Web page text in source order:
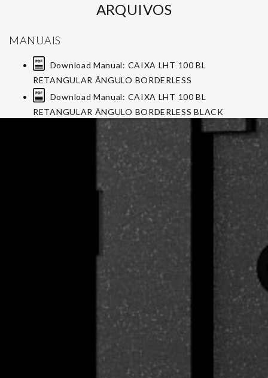
ARQUIVOS
MANUAIS
Download Manual: CAIXA LHT 100 BL
RETANGULAR ÂNGULO BORDERLESS
Download Manual: CAIXA LHT 100 BL
RETANGULAR ÂNGULO BORDERLESS BLACK